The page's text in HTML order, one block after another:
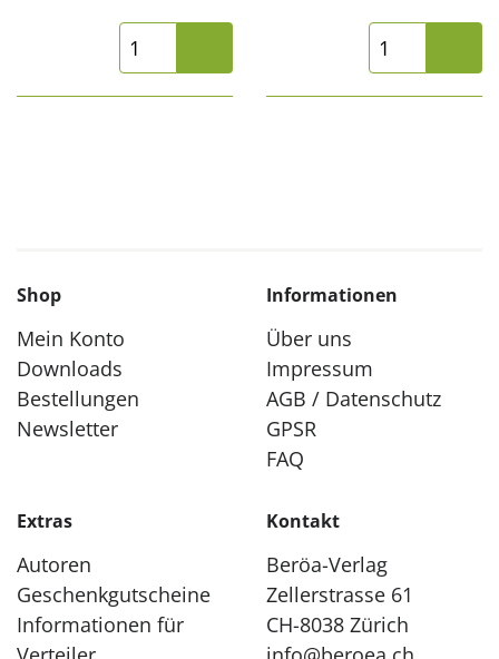
Shop
Mein Konto
Downloads
Bestellungen
Newsletter
Informationen
Über uns
Impressum
AGB / Datenschutz
GPSR
FAQ
Extras
Autoren
Geschenkgutscheine
Informationen für
Kontakt
Beröa-Verlag
Zellerstrasse 61
CH-8038 Zürich